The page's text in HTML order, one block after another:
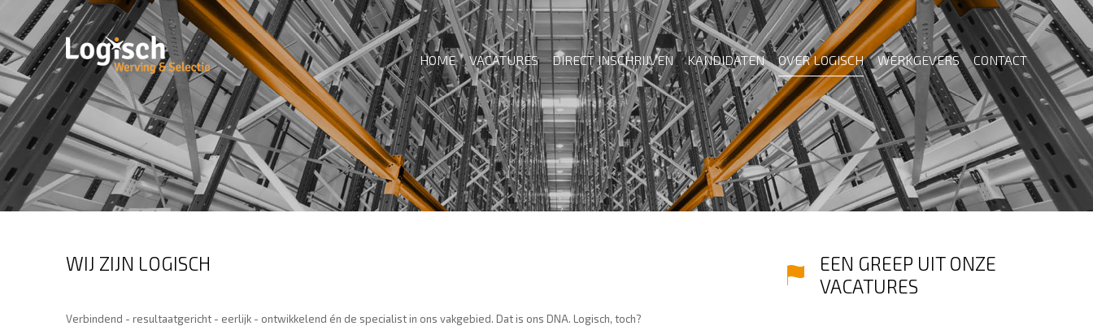
HOME VACATURES DIRECT INSCHRIJVEN KANDIDATEN OVER LOGISCH WERKGEVERS CONTACT
EEN GREEP UIT ONZE
VACATURES
WIJ ZIJN LOGISCH
Verbindend - resultaatgericht - eerlijk - ontwikkelend én de specialist in ons vakgebied. Dat is ons DNA. Logisch, toch?